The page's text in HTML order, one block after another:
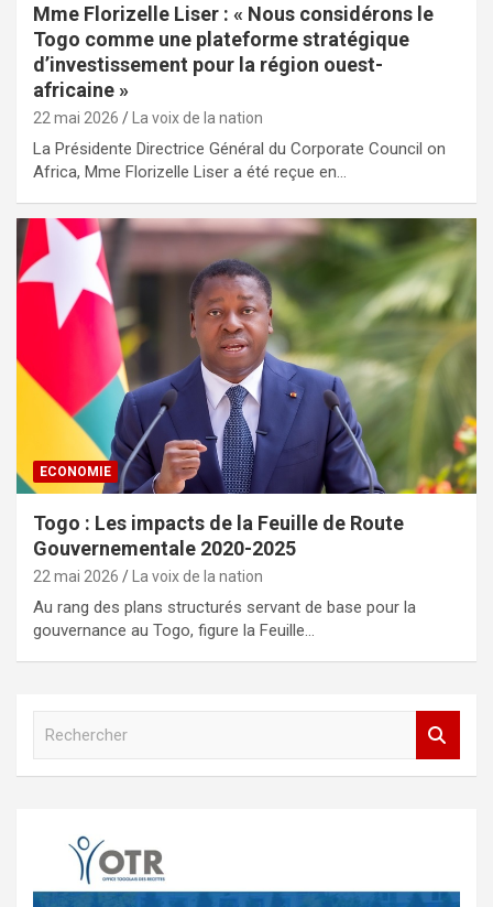
Mme Florizelle Liser : « Nous considérons le
Togo comme une plateforme stratégique
d’investissement pour la région ouest-
africaine »
22 mai 2026 La voix de la nation
La Présidente Directrice Général du Corporate Council on
Africa, Mme Florizelle Liser a été reçue en…
ECONOMIE
Togo : Les impacts de la Feuille de Route
Gouvernementale 2020-2025
22 mai 2026 La voix de la nation
Au rang des plans structurés servant de base pour la
gouvernance au Togo, figure la Feuille…